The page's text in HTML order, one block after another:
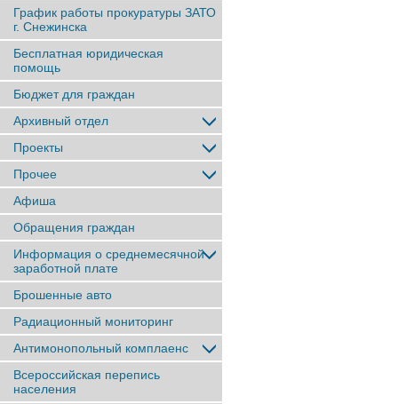
График работы прокуратуры ЗАТО
г. Снежинска
Бесплатная юридическая
помощь
Бюджет для граждан
Архивный отдел
Проекты
Прочее
Афиша
Обращения граждан
Информация о среднемесячной
заработной плате
Брошенные авто
Радиационный мониторинг
Антимонопольный комплаенс
Всероссийская перепись
населения